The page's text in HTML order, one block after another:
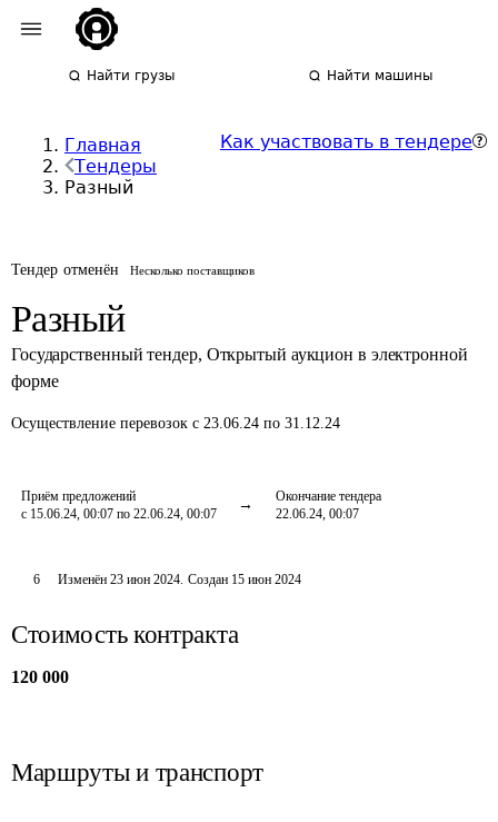
Найти грузы Найти машины
Главная
Тендеры
Разный
Как участвовать в тендере
Тендер отменён Несколько поставщиков
Разный
Государственный тендер, Открытый аукцион в электронной
форме
Осуществление перевозок с 23.06.24 по 31.12.24
Приём предложений
с 15.06.24, 00:07 по 22.06.24, 00:07
Окончание тендера
22.06.24, 00:07
6 Изменён 23 июн 2024. Создан 15 июн 2024
Стоимость контракта
120 000
Маршруты и транспорт